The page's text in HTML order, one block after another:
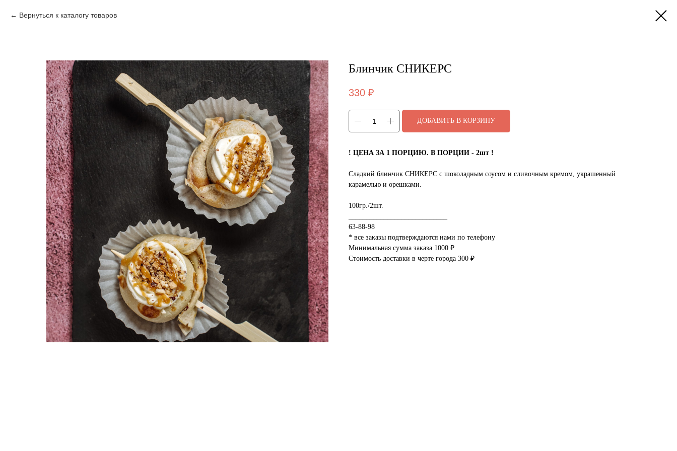
Вернуться к каталогу товаров
Блинчик СНИКЕРС
330 ₽
ДОБАВИТЬ В КОРЗИНУ
! ЦЕНА ЗА 1 ПОРЦИЮ. В ПОРЦИИ - 2шт !
Сладкий блинчик СНИКЕРС с шоколадным соусом и сливочным кремом, украшенный
карамелью и орешками.
100гр./2шт.
63-88-98
* все заказы подтверждаются нами по телефону
Минимальная сумма заказа 1000 ₽
Стоимость доставки в черте города 300 ₽